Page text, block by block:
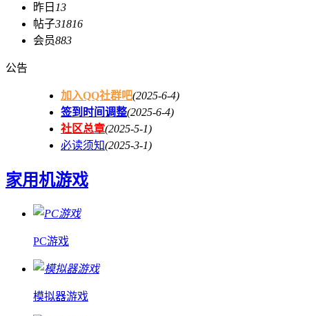
昨日 13
帖子31816
会员883
公告
加入QQ社群吧(2025-6-4)
签到时间调整(2025-6-4)
社区总章(2025-5-1)
必读须知(2025-3-1)
家用机游戏
PC游戏
模拟器游戏